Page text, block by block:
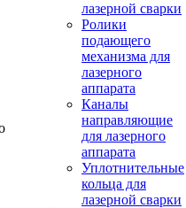
лазерной сварки
Ролики
подающего
механизма для
лазерного
аппарата
Каналы
направляющие
для лазерного
аппарата
Уплотнительные
кольца для
лазерной сварки